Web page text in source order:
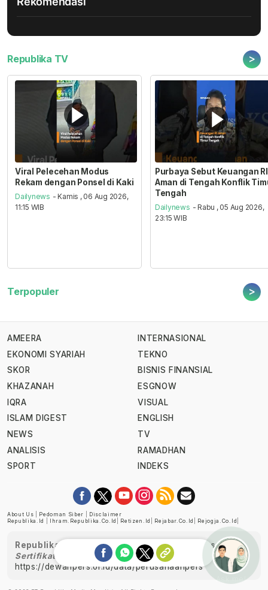
Republika TV >
Viral Pelecehan Modus
Rekam dengan Ponsel di Kaki
Dailynews - Kamis , 06 Aug 2026,
11:15 WIB
Purbaya Sebut Keuangan RI
Aman di Tengah Konflik
Tengah
Dailynews - Rabu , 05 Aug 2026,
23:15 WIB
Terpopuler >
AMEERA
EKONOMI SYARIAH
SKOR
KHAZANAH
IQRA
ISLAM DIGEST
NEWS
ANALISIS
SPORT
INTERNASIONAL
TEKNO
BISNIS FINANSIAL
ESGNOW
VISUAL
ENGLISH
TV
RAMADHAN
INDEKS
About Us Pedoman Siber
Disclaimer
Republika.id
Ihram.republika.co.id Retizen.id Rejabar.co.id Rejogja.co.id
Republika telah diverifikasi oleh Dewan Pers
Sertifikat Nomor 1058/DP-Verifikasi/K/XII/2022
https://dewanpers.or.id/data/perusahaanpers
Ask me!